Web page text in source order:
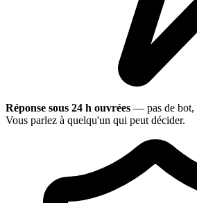
Réponse sous 24 h ouvrées — pas de bot,
Vous parlez à quelqu'un qui peut décider.